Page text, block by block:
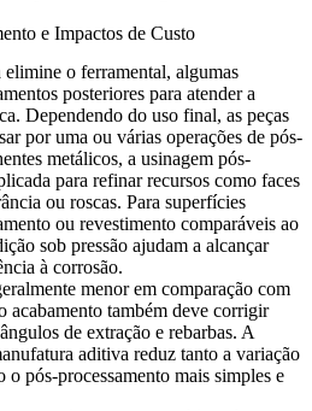
e Impactos de Custo
o ferramental, algumas
posteriores para atender a
Dependendo do uso final, as peças
por uma ou várias operações de pós-
metálicos, a usinagem pós-
para refinar recursos como faces
ou roscas. Para superfícies
ou revestimento comparáveis ao
sob pressão ajudam a alcançar
à corrosão.
menor em comparação com
acabamento também deve corrigir
de extração e rebarbas. A
aditiva reduz tanto a variação
pós-processamento mais simples e